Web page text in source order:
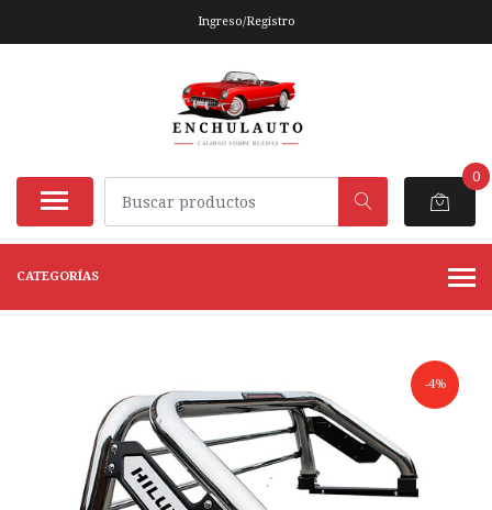
Ingreso/Registro
0
CATEGORÍAS
-4%